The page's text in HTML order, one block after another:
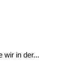
wir in der...